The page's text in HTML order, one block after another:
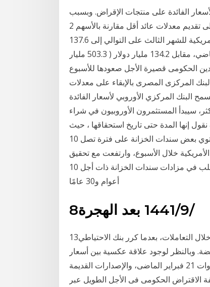
10 سنوات كمعيار ودليل لأسعار الفائدة على منتجات الإقراض. وبسبب
انخفاض مخاطرها، تميل سندات الخزانة الأمريكية إلى تقديم معدلات عائد أقل مقارنة بالأسهم 2 days ago ·
ارتفعت استثمارات السعودية في أذونات وسندات الخزانة الأمريكية للشهر الثالث على التوالي إلى 137.6
مليار دولار (516 مليار ريال) في نهاية نوفمبر (تشرين الثاني) الماضي، مقابل 134.2 مليار دولار ( 503.3 مليار
الحكومى قصيرة الأجل صعودها للأسبوع
المركزى المصرى بالإبقاء على معدلات
البنك المركزي الأوروبي لأسعار الفائدة
سيبدأ المستثمرون الأوروبيون في شراء
إنها المدة حتى تاريخ استحقاقها ، حيث
أن سندات الخزانة لديها أقل من سنة واحدة حتى تنضج ، وتحتوي بعض سندات الخزانة على فترة تصل 10
خلال الأسبوع، وارتفعت مع تحقيق
مكاسب أكبر في السندات ذات الآجال الأطول نتيجة لزيادة الطلب في مزادات سندات الخزانة ذات أجل 10
أعوام و30 عامًا
8‏‏/9‏‏/1441 بعد الهجرة
13‏‏/10‏‏/1440 بعد الهجرة تراجعت عوائد سندات الخزانة الأميركية خلال التعاملات، بعدما كرر بنك الاحتياطي
وبالنظر لوجود علاقة عكسية بين أسعار
السندات والعائد على هذه الديون واصلت معدلات الفائدة على أدوات 21 فبراير الماضى، والإصدارات القديمة
الاقتراض الحكومى فى الأجل الطويل عبر